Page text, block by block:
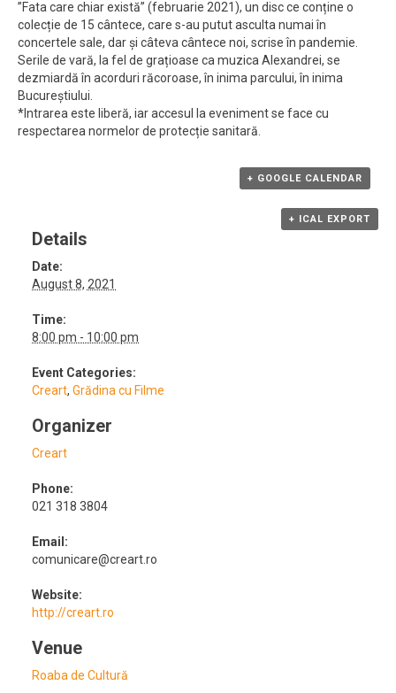
”Fata care chiar există” (februarie 2021), un disc ce conține o
colecție de 15 cântece, care s-au putut asculta numai în
concertele sale, dar și câteva cântece noi, scrise în pandemie.
Serile de vară, la fel de grațioase ca muzica Alexandrei, se
dezmiardă în acorduri răcoroase, în inima parcului, în inima
Bucureștiului.
*Intrarea este liberă, iar accesul la eveniment se face cu
respectarea normelor de protecție sanitară.
+ GOOGLE CALENDAR
+ ICAL EXPORT
Details
Date:
August 8, 2021
Time:
8:00 pm - 10:00 pm
Event Categories:
Creart,Grădina cu Filme
Organizer
Creart
Phone:
021 318 3804
Email:
comunicare@creart.ro
Website:
http://creart.ro
Venue
Roaba de Cultură